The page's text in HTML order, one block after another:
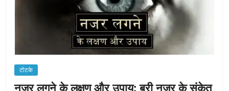
टोटके
नजर लगने के लक्षण और उपाय: बुरी नजर के संकेत